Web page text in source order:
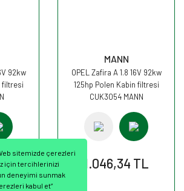
sitemizde çerezleri
için tercihlerinizi
deneyimi sunmak
kabul et”
92kw
filtresi
MANN
OPEL Zafira A 1.8 16V 92kw
125hp Polen Kabin filtresi
CUK3054 MANN
1.046,34 TL